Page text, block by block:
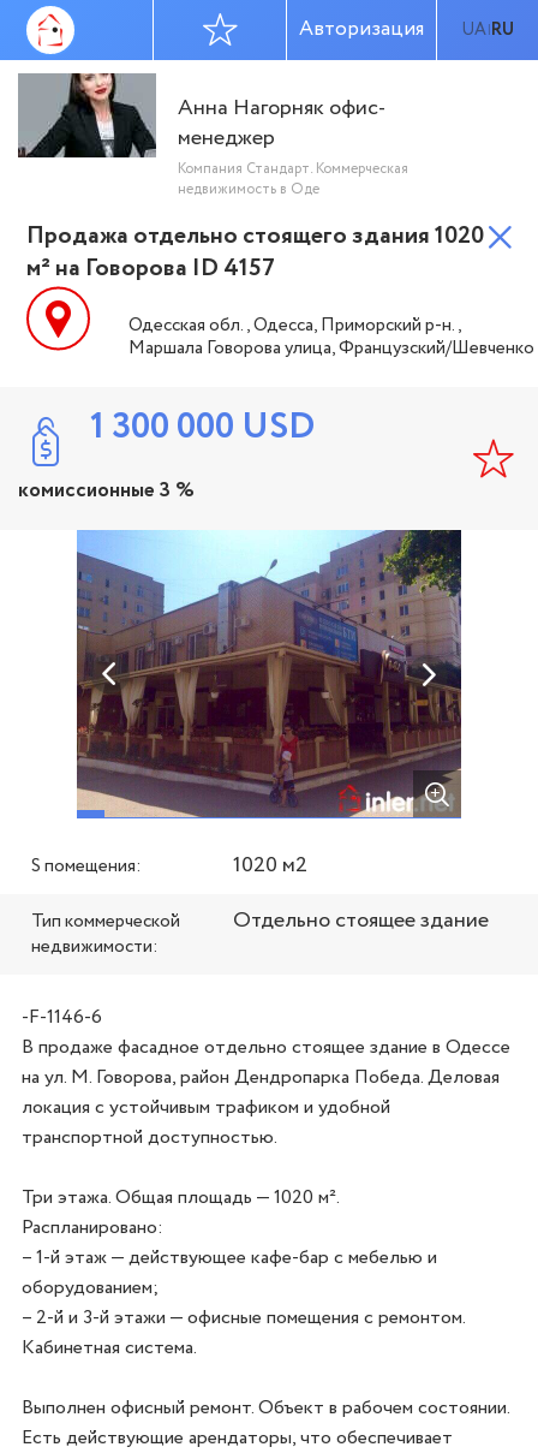
UA|RU
Авторизация
Анна Нагорняк офис-
менеджер
Компания Стандарт. Коммерческая
недвижимость в Оде
Продажа отдельно стоящего здания 1020
м² на Говорова ID 4157
Одесская обл., Одесса, Приморский р-н.,
Маршала Говорова улица, Французский/Шевченко
1 300 000 USD
комиссионные 3 %
S помещения: 1020 м2
Тип коммерческой
недвижимости:
Отдельно стоящее здание
-F-1146-6
В продаже фасадное отдельно стоящее здание в Одессе
на ул. М. Говорова, район Дендропарка Победа. Деловая
локация с устойчивым трафиком и удобной
транспортной доступностью.
Три этажа. Общая площадь — 1020 м².
Распланировано:
– 1-й этаж — действующее кафе-бар с мебелью и
оборудованием;
– 2-й и 3-й этажи — офисные помещения с ремонтом.
Кабинетная система.
Выполнен офисный ремонт. Объект в рабочем состоянии.
Есть действующие арендаторы, что обеспечивает